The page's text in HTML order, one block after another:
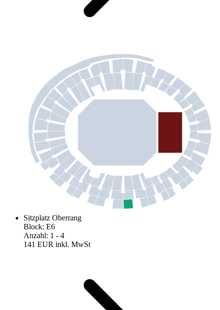
Sitzplatz Oberrang
Block: E6
Anzahl: 1 - 4
141 EUR inkl. MwSt